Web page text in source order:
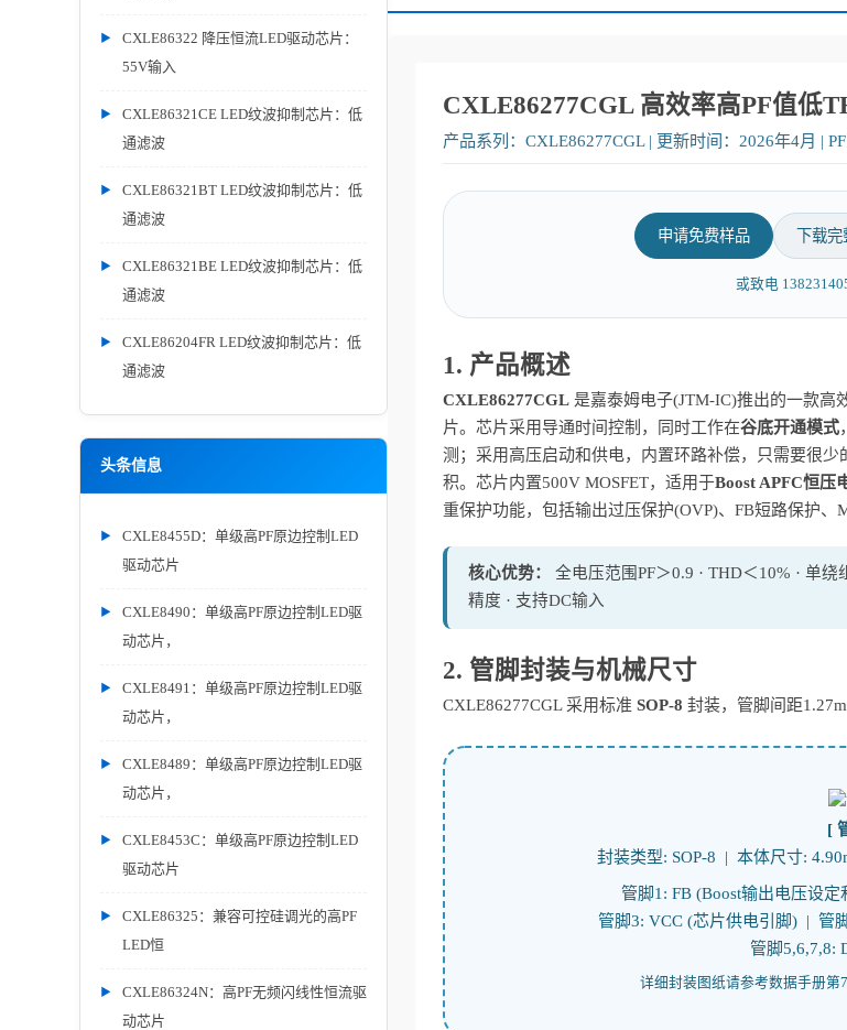
CXLE86322 降压恒流LED驱动芯片：
55V输入
CXLE86321CE LED纹波抑制芯片：低
通滤波
CXLE86321BT LED纹波抑制芯片：低
通滤波
CXLE86321BE LED纹波抑制芯片：低
通滤波
CXLE86204FR LED纹波抑制芯片：低
通滤波
头条信息
CXLE8455D：单级高PF原边控制LED
驱动芯片
CXLE8490：单级高PF原边控制LED驱
动芯片，
CXLE8491：单级高PF原边控制LED驱
动芯片，
CXLE8489：单级高PF原边控制LED驱
动芯片，
CXLE8453C：单级高PF原边控制LED
驱动芯片
CXLE86325：兼容可控硅调光的高PF
LED恒
CXLE86324N：高PF无频闪线性恒流驱
动芯片
CXLE86277CGL 高效率高PF值低
产品系列：CXLE86277CGL | 更新时间：2026年4月 |
申请免费样品 下载
或致电
1. 产品概述
CXLE86277CGL 是嘉泰姆电子(JTM-IC)推出的一款高
片。芯片采用导通时间控制，同时工作在谷底开通模式
测；采用高压启动和供电，内置环路补偿，只需要很
积。芯片内置500V MOSFET，适用于Boost APFC恒压
重保护功能，包括输出过压保护(OVP)、FB短路保护、
核心优势：
全电压范围PF＞0.9 · THD＜10% · 单
精度 · 支持DC输入
2. 管脚封装与机械尺寸
CXLE86277CGL 采用标准 SOP-8 封装，管脚间距
[
封装类型: SOP-8 | 本体尺寸:
管脚1: FB (Boost输出电压设
管脚3: VCC (芯片供电引脚) | 管
管脚5,6,7,8:
详细封装图纸请参考数据手册第